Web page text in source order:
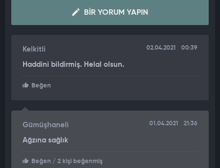
BIR YORUM YAPIN
Kelkitli 02.04.2021 00:39
Haddini bildirmiş. Helal olsun.
Beğen
Gümüşhaneli 01.04.2021 21:36
Ağzına sağlık
Beğen / 2 kişi beğenmiş